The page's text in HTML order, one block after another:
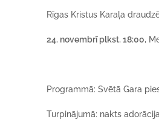
Rīgas Kristus Karaļa
24. novembrī plkst. 18:00,
Programmā: Svētā Gara
Turpinājumā: nakts